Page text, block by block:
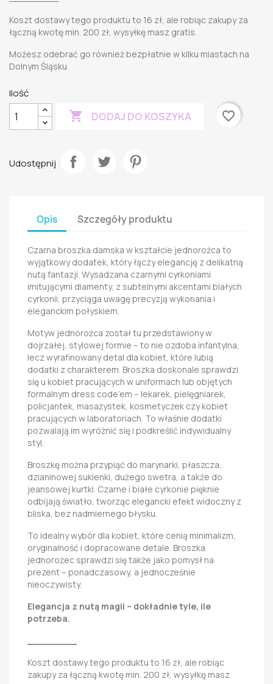
Koszt dostawy tego produktu to 16 zł, ale robiąc zakupy za
łączną kwotę min. 200 zł, wysyłkę masz gratis.
Możesz odebrać go również bezpłatnie w kilku miastach na
Dolnym Śląsku.
Ilość
 DODAJ DO KOSZYKA favorite_border
Udostępnij
Opis Szczegóły produktu
Czarna broszka damska w kształcie jednorożca to
wyjątkowy dodatek, który łączy elegancję z delikatną
nutą fantazji. Wysadzana czarnymi cyrkoniami
imitującymi diamenty, z subtelnymi akcentami białych
cyrkonii, przyciąga uwagę precyzją wykonania i
eleganckim połyskiem.
Motyw jednorożca został tu przedstawiony w
dojrzałej, stylowej formie – to nie ozdoba infantylna,
lecz wyrafinowany detal dla kobiet, które lubią
dodatki z charakterem. Broszka doskonale sprawdzi
się u kobiet pracujących w uniformach lub objętych
formalnym dress code’em – lekarek, pielęgniarek,
policjantek, masażystek, kosmetyczek czy kobiet
pracujących w laboratoriach. To właśnie dodatki
pozwalają im wyróżnić się i podkreślić indywidualny
styl.
Broszkę można przypiąć do marynarki, płaszcza,
dzianinowej sukienki, dużego swetra, a także do
jeansowej kurtki. Czarne i białe cyrkonie pięknie
odbijają światło, tworząc elegancki efekt widoczny z
bliska, bez nadmiernego błysku.
To idealny wybór dla kobiet, które cenią minimalizm,
oryginalność i dopracowane detale. Broszka
jednorożec sprawdzi się także jako pomysł na
prezent – ponadczasowy, a jednocześnie
nieoczywisty.
Elegancja z nutą magii – dokładnie tyle, ile
potrzeba.
Koszt dostawy tego produktu to 16 zł, ale robiąc
zakupy za łączną kwotę min. 200 zł, wysyłkę masz